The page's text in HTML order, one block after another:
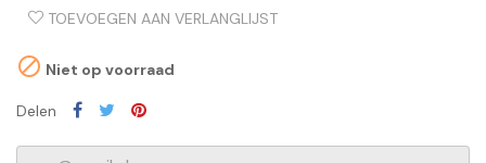
TOEVOEGEN AAN VERLANGLIJST
 Niet op voorraad
Delen